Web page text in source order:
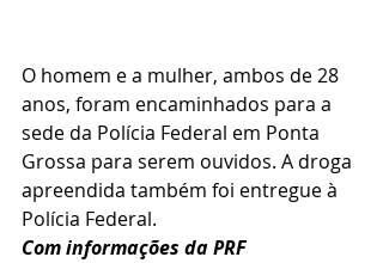
O homem e a mulher, ambos de 28
anos, foram encaminhados para a
sede da Polícia Federal em Ponta
Grossa para serem ouvidos. A droga
apreendida também foi entregue à
Polícia Federal.
Com informações da PRF